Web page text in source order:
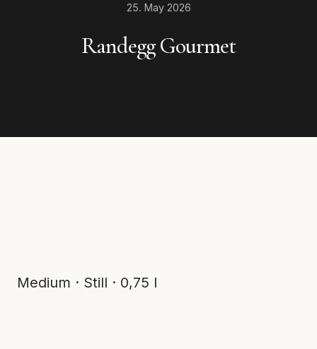
25. May 2026
Randegg Gourmet
Medium · Still · 0,75 l